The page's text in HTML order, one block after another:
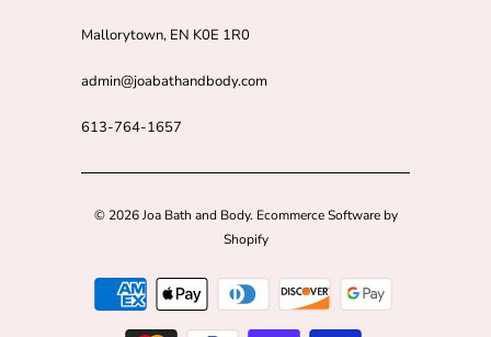
Mallorytown, EN K0E 1R0
admin@joabathandbody.com
613-764-1657
© 2026Joa Bath and Body. Ecommerce Software by
Shopify